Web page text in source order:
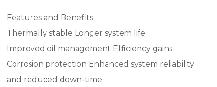
Features and Benefits
Thermally stable Longer system life
Improved oil management Efficiency gains
Corrosion protection Enhanced system reliability
and reduced down-time